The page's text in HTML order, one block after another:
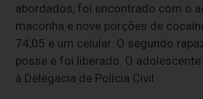
abordados, foi encontrado com o
maconha e nove porções de
74,05 e um celular. O segundo
posse e foi liberado. O
à Delegacia de Polícia Civil.